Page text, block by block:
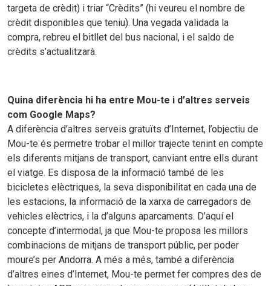
targeta de crèdit) i triar “Crèdits” (hi veureu el nombre de
crèdit disponibles que teniu). Una vegada validada la
compra, rebreu el bitllet del bus nacional, i el saldo de
crèdits s’actualitzarà.
Quina diferència hi ha entre Mou-te i d’altres serveis
com Google Maps?
A diferència d’altres serveis gratuïts d’Internet, l’objectiu de
Mou-te és permetre trobar el millor trajecte tenint en compte
els diferents mitjans de transport, canviant entre ells durant
el viatge. Es disposa de la informació també de les
bicicletes elèctriques, la seva disponibilitat en cada una de
les estacions, la informació de la xarxa de carregadors de
vehicles elèctrics, i la d’alguns aparcaments. D’aquí el
concepte d’intermodal, ja que Mou-te proposa les millors
combinacions de mitjans de transport públic, per poder
moure’s per Andorra. A més a més, també a diferència
d’altres eines d’Internet, Mou-te permet fer compres des de